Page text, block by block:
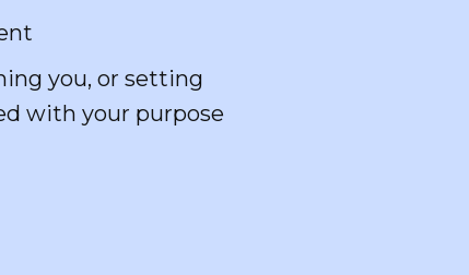
you, or setting
with your purpose